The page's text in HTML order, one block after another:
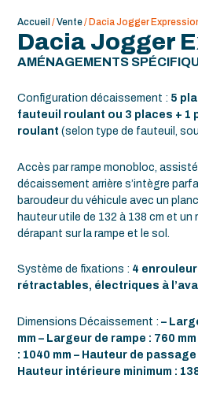
Accueil /Vente/ Dacia Jogger
Dacia Jogger
AMÉNAGEMENTS
Configuration décaissement : 5
fauteuil roulant ou 3 places + 1
roulant(selon type de fauteuil,
Accès par rampe monobloc,
décaissement arrière s’intègre
baroudeur du véhicule avec un
hauteur utile de 132 à 138 cm et un
dérapant sur la rampe et le sol.
Système de fixations : 4
rétractables, électriques à
Dimensions Décaissement :–
mm – Largeur de rampe : 760
: 1040 mm – Hauteur de
Hauteur intérieure minimum :